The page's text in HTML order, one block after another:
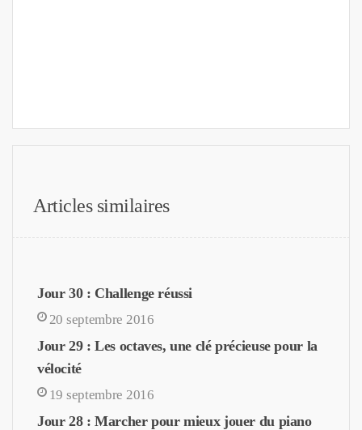
Articles similaires
Jour 30 : Challenge réussi
20 septembre 2016
Jour 29 : Les octaves, une clé précieuse pour la
vélocité
19 septembre 2016
Jour 28 : Marcher pour mieux jouer du piano